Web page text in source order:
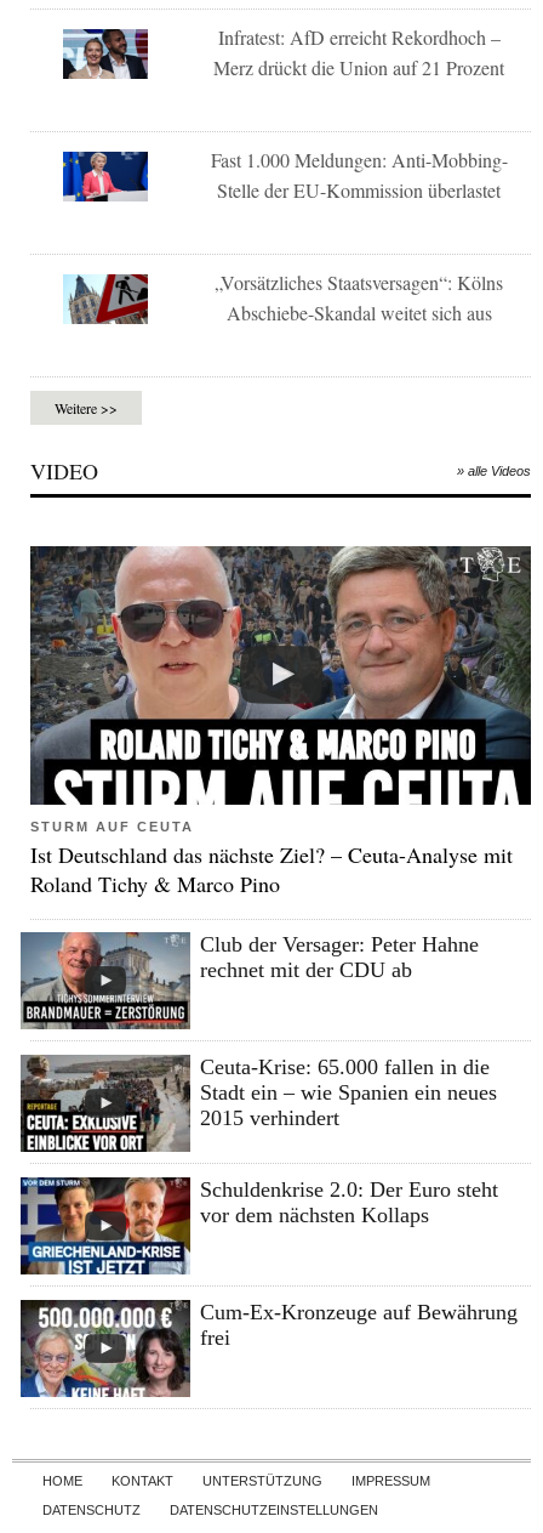
Infratest: AfD erreicht Rekordhoch –
Merz drückt die Union auf 21 Prozent
Fast 1.000 Meldungen: Anti-Mobbing-
Stelle der EU-Kommission überlastet
„Vorsätzliches Staatsversagen“: Kölns
Abschiebe-Skandal weitet sich aus
Weitere >>
VIDEO » alle Videos
STURM AUF CEUTA
Ist Deutschland das nächste Ziel? – Ceuta-Analyse mit
Roland Tichy & Marco Pino
Club der Versager: Peter Hahne
rechnet mit der CDU ab
Ceuta-Krise: 65.000 fallen in die
Stadt ein – wie Spanien ein neues
2015 verhindert
Schuldenkrise 2.0: Der Euro steht
vor dem nächsten Kollaps
Cum-Ex-Kronzeuge auf Bewährung
frei
Skip to content
HOME KONTAKT UNTERSTÜTZUNG
IMPRESSUM
DATENSCHUTZ
DATENSCHUTZEINSTELLUNGEN